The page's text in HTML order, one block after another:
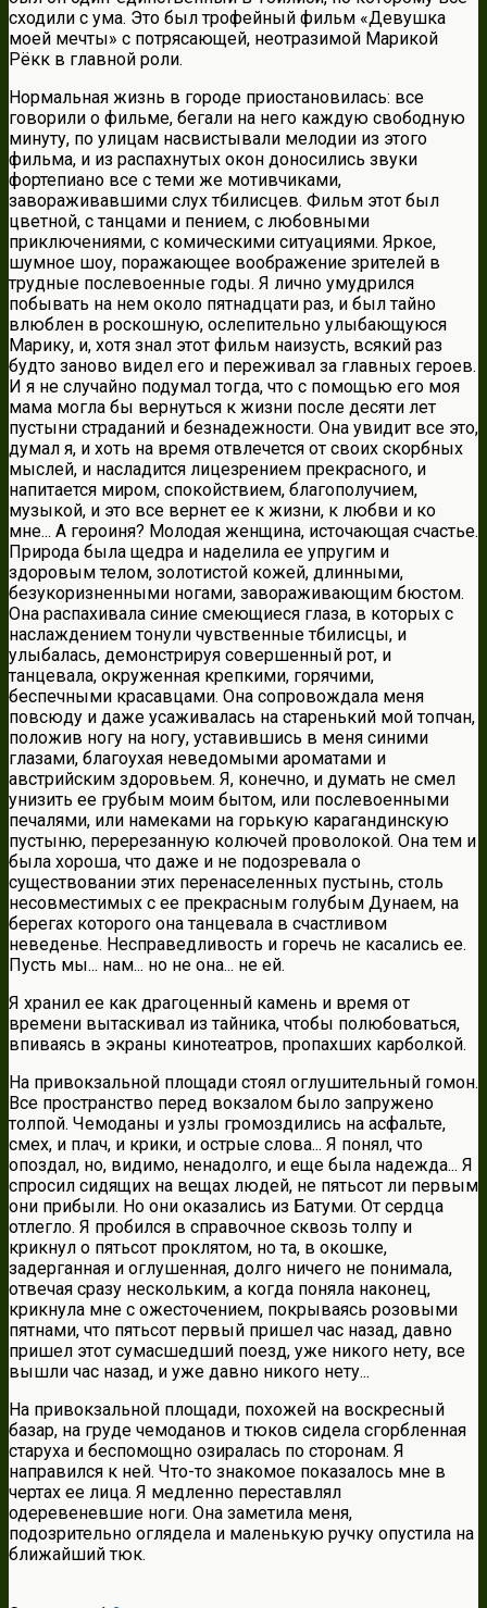
сходили с ума. Это был трофейный фильм «Девушка
моей мечты» с потрясающей, неотразимой Марикой
Рёкк в главной роли.
Нормальная жизнь в городе приостановилась: все
говорили о фильме, бегали на него каждую свободную
минуту, по улицам насвистывали мелодии из этого
фильма, и из распахнутых окон доносились звуки
фортепиано все с теми же мотивчиками,
завораживавшими слух тбилисцев. Фильм этот был
цветной, с танцами и пением, с любовными
приключениями, с комическими ситуациями. Яркое,
шумное шоу, поражающее воображение зрителей в
трудные послевоенные годы. Я лично умудрился
побывать на нем около пятнадцати раз, и был тайно
влюблен в роскошную, ослепительно улыбающуюся
Марику, и, хотя знал этот фильм наизусть, всякий раз
будто заново видел его и переживал за главных героев.
И я не случайно подумал тогда, что с помощью его моя
мама могла бы вернуться к жизни после десяти лет
пустыни страданий и безнадежности. Она увидит все это,
думал я, и хоть на время отвлечется от своих скорбных
мыслей, и насладится лицезрением прекрасного, и
напитается миром, спокойствием, благополучием,
музыкой, и это все вернет ее к жизни, к любви и ко
мне... А героиня? Молодая женщина, источающая счастье.
Природа была щедра и наделила ее упругим и
здоровым телом, золотистой кожей, длинными,
безукоризненными ногами, завораживающим бюстом.
Она распахивала синие смеющиеся глаза, в которых с
наслаждением тонули чувственные тбилисцы, и
улыбалась, демонстрируя совершенный рот, и
танцевала, окруженная крепкими, горячими,
беспечными красавцами. Она сопровождала меня
повсюду и даже усаживалась на старенький мой топчан,
положив ногу на ногу, уставившись в меня синими
глазами, благоухая неведомыми ароматами и
австрийским здоровьем. Я, конечно, и думать не смел
унизить ее грубым моим бытом, или послевоенными
печалями, или намеками на горькую карагандинскую
пустыню, перерезанную колючей проволокой. Она тем и
была хороша, что даже и не подозревала о
существовании этих перенаселенных пустынь, столь
несовместимых с ее прекрасным голубым Дунаем, на
берегах которого она танцевала в счастливом
неведенье. Несправедливость и горечь не касались ее.
Пусть мы... нам... но не она... не ей.
Я хранил ее как драгоценный камень и время от
времени вытаскивал из тайника, чтобы полюбоваться,
впиваясь в экраны кинотеатров, пропахших карболкой.
На привокзальной площади стоял оглушительный гомон.
Все пространство перед вокзалом было запружено
толпой. Чемоданы и узлы громоздились на асфальте,
смех, и плач, и крики, и острые слова... Я понял, что
опоздал, но, видимо, ненадолго, и еще была надежда... Я
спросил сидящих на вещах людей, не пятьсот ли первым
они прибыли. Но они оказались из Батуми. От сердца
отлегло. Я пробился в справочное сквозь толпу и
крикнул о пятьсот проклятом, но та, в окошке,
задерганная и оглушенная, долго ничего не понимала,
отвечая сразу нескольким, а когда поняла наконец,
крикнула мне с ожесточением, покрываясь розовыми
пятнами, что пятьсот первый пришел час назад, давно
пришел этот сумасшедший поезд, уже никого нету, все
вышли час назад, и уже давно никого нету...
На привокзальной площади, похожей на воскресный
базар, на груде чемоданов и тюков сидела сгорбленная
старуха и беспомощно озиралась по сторонам. Я
направился к ней. Что-то знакомое показалось мне в
чертах ее лица. Я медленно переставлял
одеревеневшие ноги. Она заметила меня,
подозрительно оглядела и маленькую ручку опустила на
ближайший тюк.